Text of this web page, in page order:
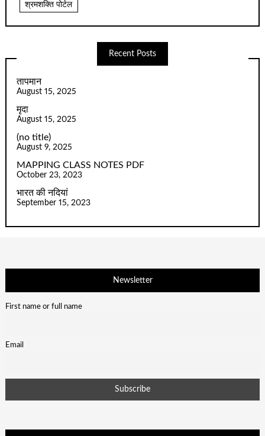
श्रमशक्ति पोर्टल
Recent Posts
तापमान
August 15, 2025
मृदा
August 15, 2025
(no title)
August 9, 2025
MAPPING CLASS NOTES PDF
October 23, 2023
भारत की नदियां
September 15, 2023
Newsletter
First name or full name
Email